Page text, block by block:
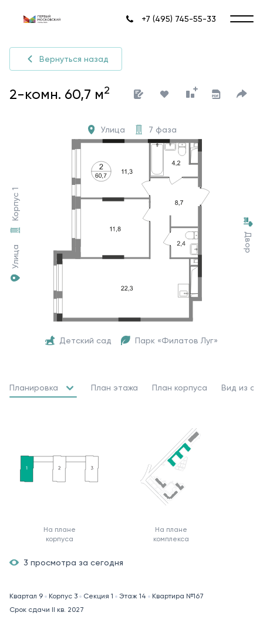
+7 (495) 745-55-33
Вернуться назад
2-комн. 60,7 м2
Улица
Корпус 1
Двор
Детский сад Парк «Филатов Луг»
Улица 7 фаза
Планировка План этажа План корпуса Вид из
На плане
корпуса
На плане
комплекса
3 просмотра за сегодня
Квартал 9 Корпус 3 Секция 1 Этаж 14
Квартира №167
Срок сдачи II кв. 2027